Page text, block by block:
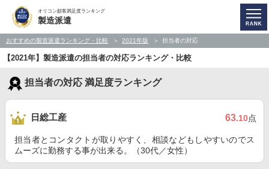
オリコン顧客満足度ランキング
製造派遣
おすすめの製造派遣ランキング・比較 2021年版 担当者の対応
【2021年】製造派遣の担当者の対応ランキング・比較
担当者の対応 満足度ランキング
日総工産 63.10点
担当者とコンタクトが取りやすく、相談などもしやすいのでス
ムーズに勤務する事が出来る。（30代／女性）